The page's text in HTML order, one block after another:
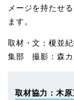
メージを持たせ
ます。
取材・文：榎並
集部 撮影：森カ
取材協力：木原